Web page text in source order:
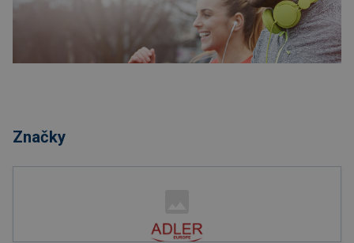
Značky